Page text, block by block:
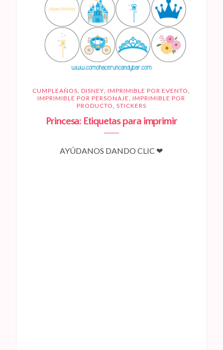
CUMPLEAÑOS,DISNEY,IMPRIMIBLE POR EVENTO,
IMPRIMIBLE POR PERSONAJE,IMPRIMIBLE POR
PRODUCTO, STICKERS
Princesa: Etiquetas para imprimir
AYÚDANOS DANDO CLIC ❤